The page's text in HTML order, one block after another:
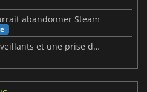
abandonner Steam
Des cartes de logiciels malveillants et une prise de contrôle de Discord ont touché Meccha Chameleon